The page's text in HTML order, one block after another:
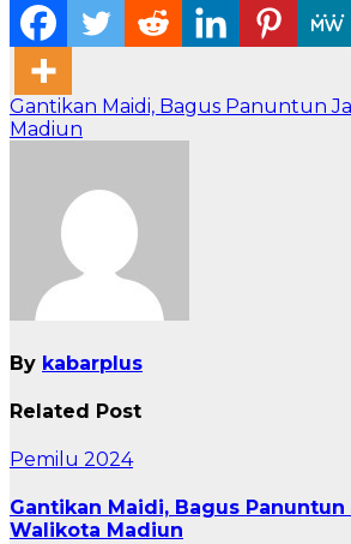
Navigasi
pos
Gantikan Maidi, Bagus Panuntun
Madiun
By kabarplus
Related Post
Pemilu 2024
Gantikan Maidi, Bagus
Walikota Madiun